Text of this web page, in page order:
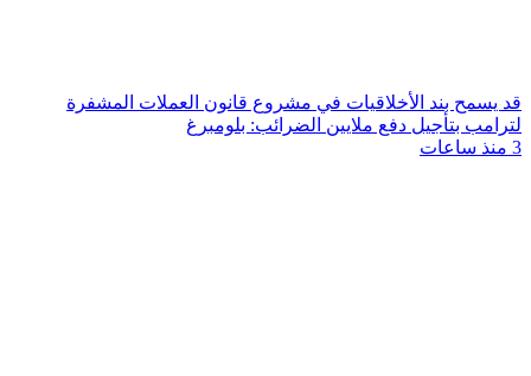
قد يسمح بند الأخلاقيات في مشروع قانون العملات المشفرة
لترامب بتأجيل دفع ملايين الضرائب: بلومبرغ
3 منذ ساعات